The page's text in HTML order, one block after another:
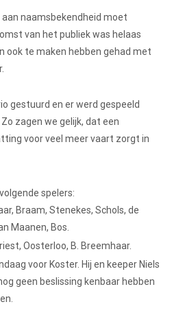
aan naamsbekendheid moet
van het publiek was helaas
ook te maken hebben gehad met
gestuurd en er werd gespeeld
zagen we gelijk, dat een
voor veel meer vaart zorgt in
spelers:
Braam, Stenekes, Schols, de
Maanen, Bos.
Oosterloo, B. Breemhaar.
voor Koster. Hij en keeper Niels
geen beslissing kenbaar hebben